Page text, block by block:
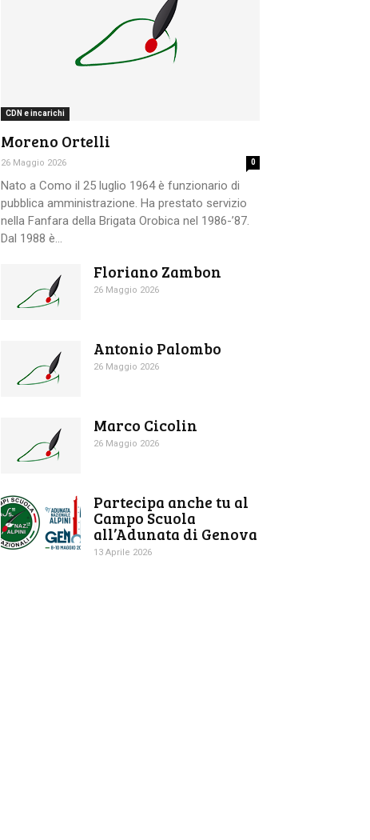
CDN e incarichi
Moreno Ortelli
26 Maggio 2026 0
Nato a Como il 25 luglio 1964 è funzionario di
pubblica amministrazione. Ha prestato servizio
nella Fanfara della Brigata Orobica nel 1986-’87.
Dal 1988 è...
Floriano Zambon
26 Maggio 2026
Antonio Palombo
26 Maggio 2026
Marco Cicolin
26 Maggio 2026
Partecipa anche tu al
Campo Scuola
all’Adunata di Genova
13 Aprile 2026